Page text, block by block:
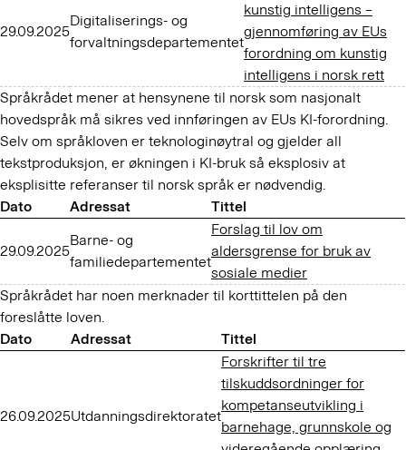
29.09.2025
Digitaliserings- og
forvaltningsdepartementet
kunstig intelligens –
gjennomføring av EUs
forordning om kunstig
intelligens i norsk rett
Språkrådet mener at hensynene til norsk som nasjonalt
hovedspråk må sikres ved innføringen av EUs KI-forordning.
Selv om språkloven er teknologinøytral og gjelder all
tekstproduksjon, er økningen i KI-bruk så eksplosiv at
eksplisitte referanser til norsk språk er nødvendig.
Dato
Adressat Tittel
29.09.2025
Barne- og
familiedepartementet
Forslag til lov om
aldersgrense for bruk av
sosiale medier
Språkrådet har noen merknader til korttittelen på den
foreslåtte loven.
Dato
Adressat Tittel
26.09.2025Utdanningsdirektoratet
Forskrifter til tre
tilskuddsordninger for
kompetanseutvikling i
barnehage, grunnskole og